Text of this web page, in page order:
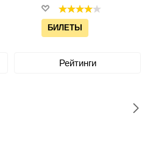
Рейтинги
БИЛЕТЫ